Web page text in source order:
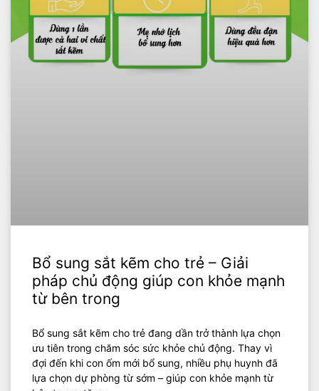
Bổ sung sắt kẽm cho trẻ – Giải
pháp chủ động giúp con khỏe mạnh
từ bên trong
Bổ sung sắt kẽm cho trẻ đang dần trở thành lựa chọn
ưu tiên trong chăm sóc sức khỏe chủ động. Thay vì
đợi đến khi con ốm mới bổ sung, nhiều phụ huynh đã
lựa chọn dự phòng từ sớm – giúp con khỏe mạnh từ